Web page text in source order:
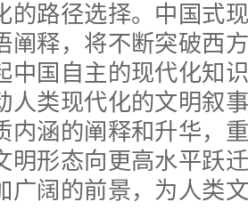
的路径选择。中国式
阐释，将不断突破西
中国自主的现代化知
人类现代化的文明叙
内涵的阐释和升华，
明形态向更高水平跃
广阔的前景，为人类